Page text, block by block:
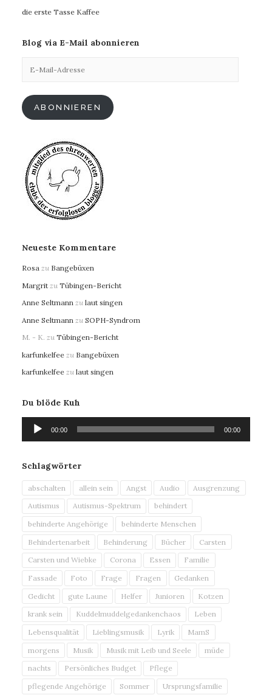
die erste Tasse Kaffee
Blog via E-Mail abonnieren
Mail-
ABONNIEREN
Neueste Kommentare
Rosa zu Bangebüxen
Margrit zu Tübingen-Bericht
Anne Seltmann zu laut singen
Anne Seltmann zu SOPH-Syndrom
M. - K. zu Tübingen-Bericht
karfunkelfee zu Bangebüxen
karfunkelfee zu laut singen
Du blöde Kuh
Audio-
Player
00:00 00:00
Schlagwörter
abschalten allein sein Angst Audio
Ausgrenzung
Autismus
Autismus-Spektrum
behindert
behinderte Angehörige
behinderte Menschen
Behindertenarbeit
Behinderung Bücher
Carsten
Carsten und Wiebke
Corona Essen
Familie
Fassade
Foto Frage Fragen
Gedanken
Gedicht
gute Laune Helfer Junioren
Kotzen
krank sein
Kuddelmuddelgedankenchaos
Leben
Lebensqualität
Lieblingsmusik Lyrik
MamS
morgens
Musik Musik mit Leib und Seele
müde
nachts
Persönliches Budget
Pflege
pflegende Angehörige
Sommer Ursprungsfamilie